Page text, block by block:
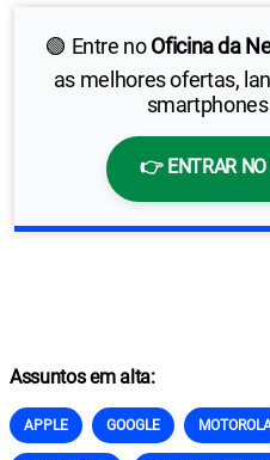
🟢 Entre noOficina da
as melhores ofertas,
👉 ENTRAR
Assuntos em alta:
APPLE GOOGLE